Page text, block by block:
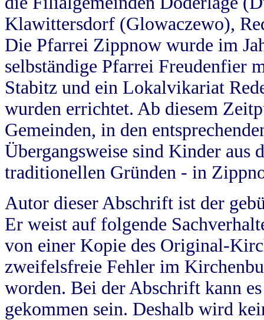
Klawittersdorf (Glowaczewo),
Die Pfarrei Zippnow wurde im
selbständige Pfarrei Freudenfier
Stabitz und ein Lokalvikariat
wurden errichtet. Ab diesem
Gemeinden, in den
Übergangsweise sind Kinder aus
traditionellen Gründen - in
Autor dieser Abschrift ist der
Er weist auf folgende
von einer Kopie des Original-
zweifelsfreie Fehler im
worden. Bei der Abschrift kann
gekommen sein. Deshalb wird